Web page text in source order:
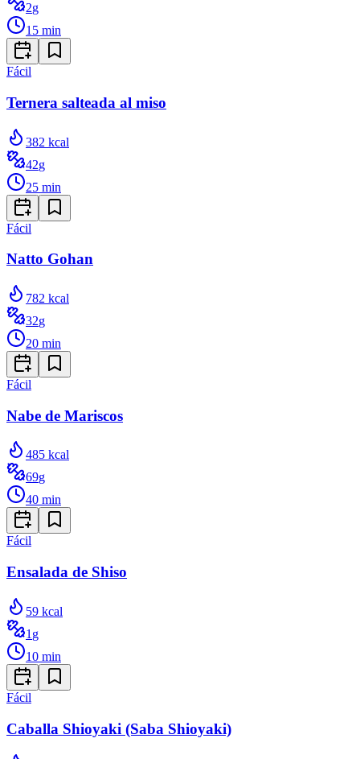
2g
15 min
Fácil
Ternera salteada al miso
382 kcal
42g
25 min
Fácil
Natto Gohan
782 kcal
32g
20 min
Fácil
Nabe de Mariscos
485 kcal
69g
40 min
Fácil
Ensalada de Shiso
59 kcal
1 g
10 min
Fácil
Caballa Shioyaki (Saba Shioyaki)